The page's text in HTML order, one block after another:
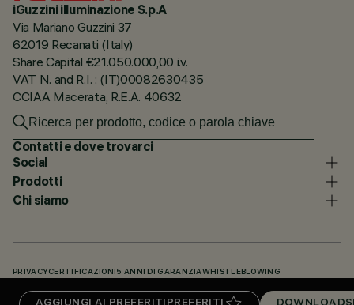
iGuzzini illuminazione S.p.A
Via Mariano Guzzini 37
62019 Recanati (Italy)
Share Capital €21.050.000,00 i.v.
VAT N. and R.I. : (IT)00082630435
CCIAA Macerata, R.E.A. 40632
Contatti e dove trovarci
Social
Prodotti
Chi siamo
PRIVACY CERTIFICAZIONI 5 ANNI DI GARANZIAWHISTLEBLOWING